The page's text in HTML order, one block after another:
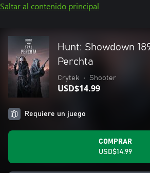
Saltar al contenido principal
Hunt: Showdown
Perchta
Crytek • Shooter
USD$14.99
Requiere un juego
COMPRAR
USD$14.99